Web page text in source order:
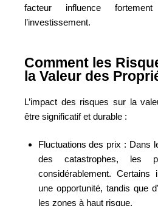
facteur influence
l’investissement.
Comment les
la Valeur des
L’impact des risques sur la
être significatif et durable :
Fluctuations des prix : Dans
des catastrophes, les
considérablement.
une opportunité, tandis que
les zones à haut risque.